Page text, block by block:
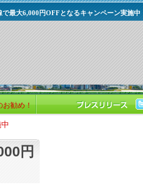
最大6,000円OFFとなるキャンペーン実施中
お勧め！
円